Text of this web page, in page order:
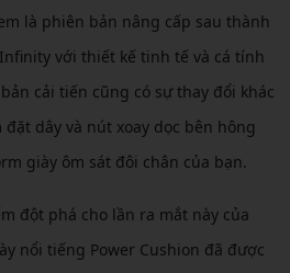
là phiên bản nâng cấp sau thành
với thiết kế tinh tế và cá tính
cải tiến cũng có sự thay đổi khác
dây và nút xoay dọc bên hông
giày ôm sát đôi chân của bạn.
đột phá cho lần ra mắt này của
nổi tiếng Power Cushion đã được